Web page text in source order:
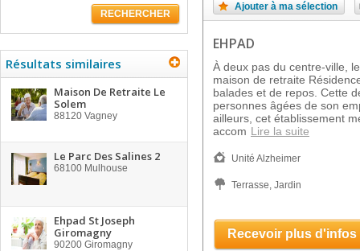
RECHERCHER
Résultats similaires
Maison De Retraite Le
Solem
88120 Vagney
Le Parc Des Salines 2
68100 Mulhouse
Ehpad St Joseph
Giromagny
90200 Giromagny
Ajouter à ma sélection
EHPAD
À deux pas du centre-ville,
maison de retraite
balades et de repos. Cette
personnes âgées de son
ailleurs, cet établissement
accom Lire la suite
Unité Alzheimer
Terrasse, Jardin
Recevoir plus d'infos